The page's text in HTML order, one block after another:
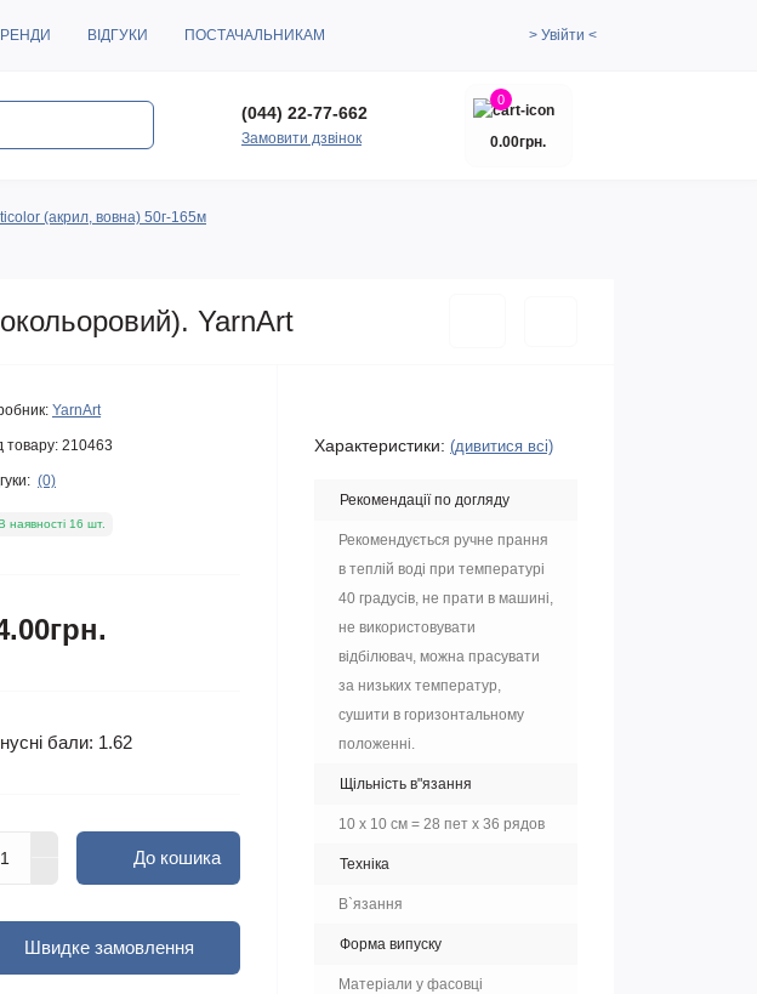
ВІДГУКИ ПОСТАЧАЛЬНИКАМ > Увійти <
(044) 22-77-662
Замовити дзвінок
0
0.00грн.
(акрил, вовна) 50г-165м
YarnArt
YarnArt
товару: 210463
(0)
наявності 16 шт.
бали: 1.62
До кошика
Швидке замовлення
Характеристики: (дивитися всі)
Рекомендації по догляду
Рекомендується ручне прання
в теплій воді при температурі
40 градусів, не прати в машині,
не використовувати
відбілювач, можна прасувати
за низьких температур,
сушити в горизонтальному
положенні.
Щільність в"язання
10 х 10 см = 28 пет х 36 рядов
Техніка
В`язання
Форма випуску
Матеріали у фасовці